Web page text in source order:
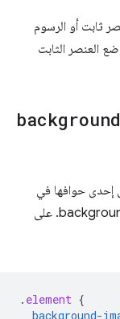
ثابت أو الرسوم
العنصر الثابت
إحدى حوافها في
الخصائص التفصيلية الخاصة بسمة background-position. على
. element {
background-